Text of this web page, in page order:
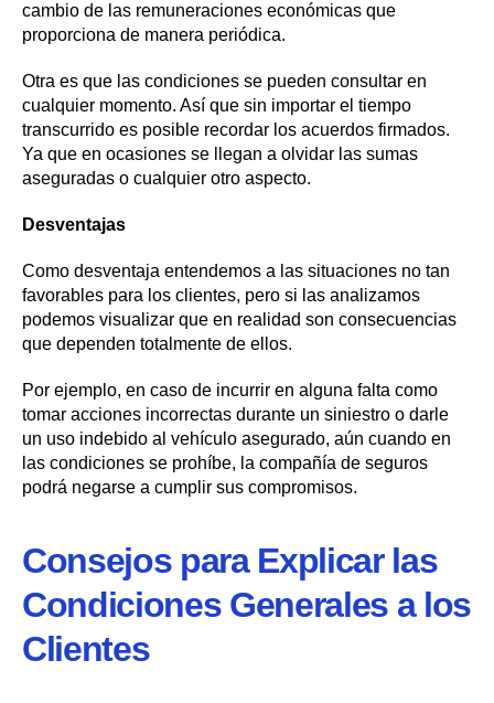
cambio de las remuneraciones económicas que
proporciona de manera periódica.
Otra es que las condiciones se pueden consultar en
cualquier momento. Así que sin importar el tiempo
transcurrido es posible recordar los acuerdos firmados.
Ya que en ocasiones se llegan a olvidar las sumas
aseguradas o cualquier otro aspecto.
Desventajas
Como desventaja entendemos a las situaciones no tan
favorables para los clientes, pero si las analizamos
podemos visualizar que en realidad son consecuencias
que dependen totalmente de ellos.
Por ejemplo, en caso de incurrir en alguna falta como
tomar acciones incorrectas durante un siniestro o darle
un uso indebido al vehículo asegurado, aún cuando en
las condiciones se prohíbe, la compañía de seguros
podrá negarse a cumplir sus compromisos.
Consejos para Explicar las
Condiciones Generales a los
Clientes